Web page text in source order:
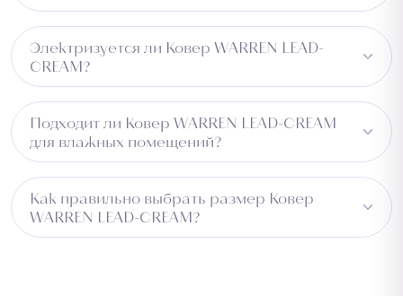
не впитывает влагу и легко чистится.
Электризуется ли Ковер WARREN LEAD-
CREAM?
пыль.
Подходит ли Ковер WARREN LEAD-CREAM
для влажных помещений?
влажных зон рекомендуем уточнить у менеджера.
Как правильно выбрать размер Ковер
WARREN LEAD-CREAM?